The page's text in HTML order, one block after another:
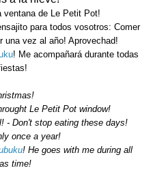
ventana de Le Petit Pot!
para todos vosotros: Comer
una vez al año! Aprovechad!
! Me acompañará durante todas
Le Petit Pot window!
- Don't stop eating these days!
once a year!
! He goes with me during all
time!